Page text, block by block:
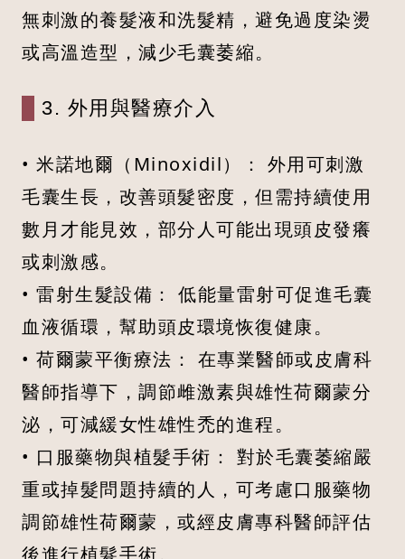
無刺激的養髮液和洗髮精，避免過度染燙
或高溫造型，減少毛囊萎縮。
3. 外用與醫療介入
• 米諾地爾（Minoxidil）： 外用可刺激
毛囊生長，改善頭髮密度，但需持續使用
數月才能見效，部分人可能出現頭皮發癢
或刺激感。
• 雷射生髮設備： 低能量雷射可促進毛囊
血液循環，幫助頭皮環境恢復健康。
• 荷爾蒙平衡療法： 在專業醫師或皮膚科
醫師指導下，調節雌激素與雄性荷爾蒙分
泌，可減緩女性雄性禿的進程。
• 口服藥物與植髮手術： 對於毛囊萎縮嚴
重或掉髮問題持續的人，可考慮口服藥物
調節雄性荷爾蒙，或經皮膚專科醫師評估
後進行植髮手術。